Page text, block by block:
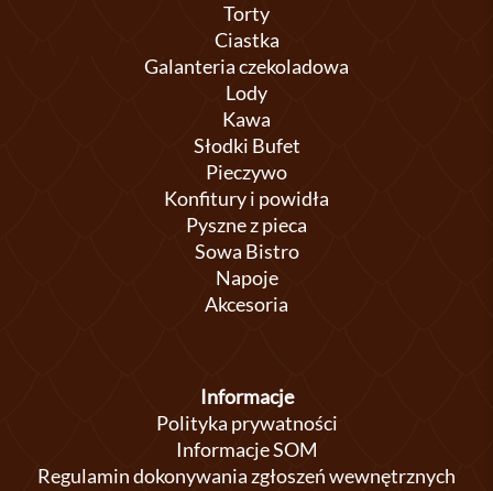
Torty
Ciastka
Galanteria czekoladowa
Lody
Kawa
Słodki Bufet
Pieczywo
Konfitury i powidła
Pyszne z pieca
Sowa Bistro
Napoje
Akcesoria
Informacje
Polityka prywatności
Informacje SOM
Regulamin dokonywania zgłoszeń wewnętrznych